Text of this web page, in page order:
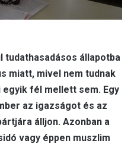
állapotba
miatt, mivel nem tudnak
fél mellett sem. Egy
az igazságot és az
álljon. Azonban a
vagy éppen muszlim